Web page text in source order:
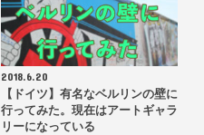
2018.6.20
【ドイツ】有名なベルリンの壁に
行ってみた。現在はアートギャラ
リーになっている